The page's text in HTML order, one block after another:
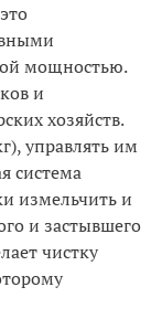
мощностью.
и
хозяйств.
управлять им
система
измельчить и
и застывшего
чистку